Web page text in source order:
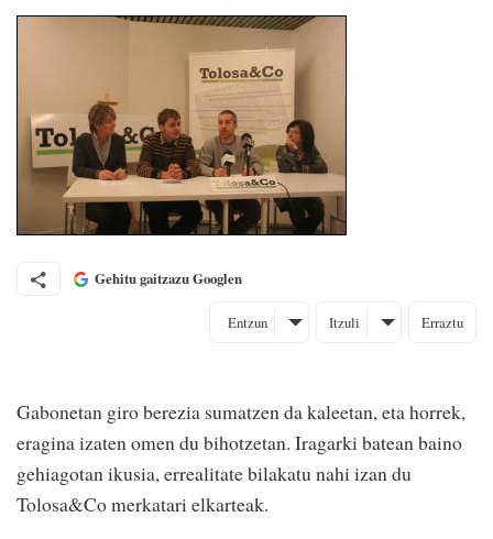
Gehitu gaitzazu Googlen
Entzun Itzuli Erraztu
Gabonetan giro berezia sumatzen da kaleetan, eta horrek,
eragina izaten omen du bihotzetan. Iragarki batean baino
gehiagotan ikusia, errealitate bilakatu nahi izan du
Tolosa&Co merkatari elkarteak.